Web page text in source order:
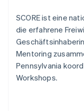
SCORE ist eine
die erfahrene
Mentoring
Pennsylvania
Workshops.